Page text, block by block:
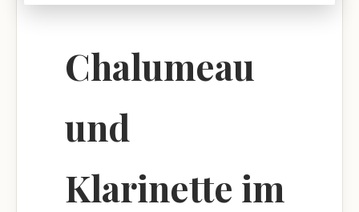
Chalumeau
und
Klarinette im